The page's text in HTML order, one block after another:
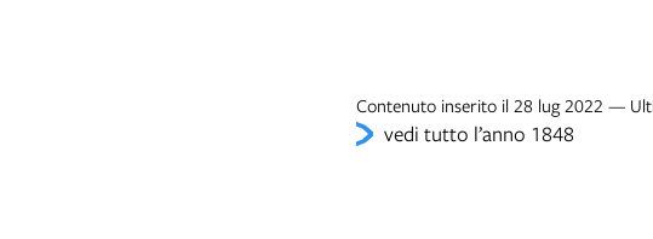
Contenuto inserito il 28 lug 2022 —
vedi tutto l’anno 1848